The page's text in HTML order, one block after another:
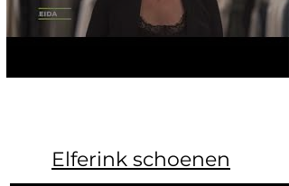
Elferink schoenen